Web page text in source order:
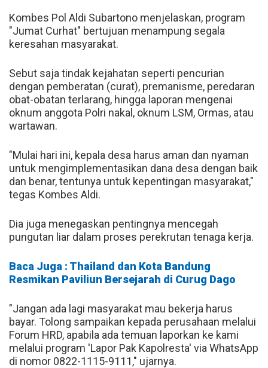
Kombes Pol Aldi Subartono menjelaskan, program
"Jumat Curhat" bertujuan menampung segala
keresahan masyarakat.
Sebut saja tindak kejahatan seperti pencurian
dengan pemberatan (curat), premanisme, peredaran
obat-obatan terlarang, hingga laporan mengenai
oknum anggota Polri nakal, oknum LSM, Ormas, atau
wartawan.
"Mulai hari ini, kepala desa harus aman dan nyaman
untuk mengimplementasikan dana desa dengan baik
dan benar, tentunya untuk kepentingan masyarakat,"
tegas Kombes Aldi.
Dia juga menegaskan pentingnya mencegah
pungutan liar dalam proses perekrutan tenaga kerja.
Baca Juga : Thailand dan Kota Bandung
Resmikan Paviliun Bersejarah di Curug Dago
"Jangan ada lagi masyarakat mau bekerja harus
bayar. Tolong sampaikan kepada perusahaan melalui
Forum HRD, apabila ada temuan laporkan ke kami
melalui program 'Lapor Pak Kapolresta' via WhatsApp
di nomor 0822-1115-9111," ujarnya.